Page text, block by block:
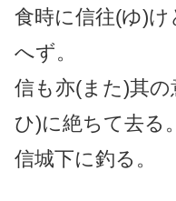
食時に信往(ゆ)
へず。
信も亦(また)其
ひ)に絶ちて去る。
信城下に釣る。